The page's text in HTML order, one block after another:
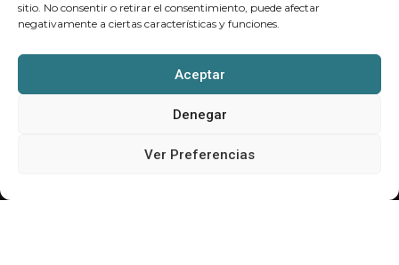
sitio. No consentir o retirar el consentimiento, puede afectar
negativamente a ciertas características y funciones.
Aceptar
Denegar
Ver Preferencias
Contacto
Contáctanos